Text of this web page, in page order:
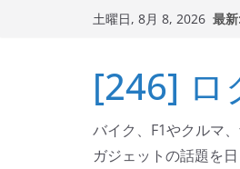
土曜日, 8月 8, 2026 最新:
[246] ロ
バイク、F1やクルマ
ガジェットの話題を